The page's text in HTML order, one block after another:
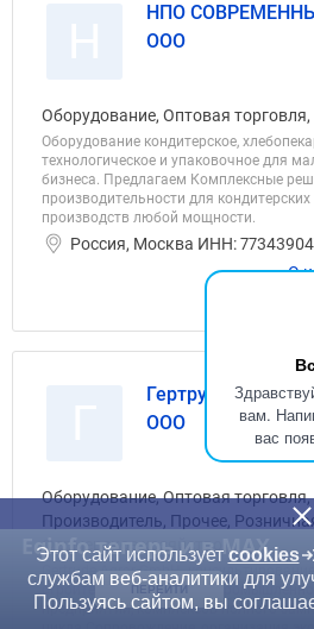
вам.
вас
НПО
ООО
Оборудование, Оптовая
Оборудование кондитерское,
технологическое и упаковочное для
бизнеса. Предлагаем Комплексные
производительности для
производств любой мощности.
Россия, Москва ИНН:
О
Гертруда Аграр,
ООО
Оборудование, Оптовая
Производитель, Прочее,
Фермерское хозяйство
Gertrude Agrar GmbH -
строительство аграрных
предприятий, комплексов полного
Eqinfo теперь и в MAX
ПЕРЕЙТИ
Этот сайт используетcookies
службам веб-аналитики для
Пользуясь сайтом, вы